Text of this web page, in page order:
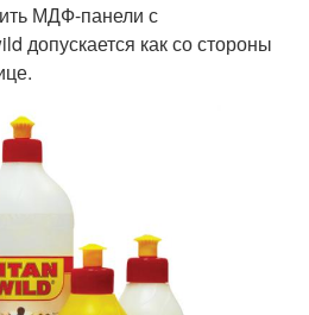
МДФ-панели с
допускается как со стороны